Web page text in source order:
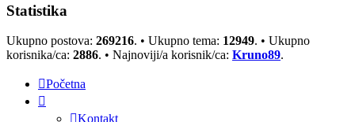
Statistika
Ukupno postova: 269216. • Ukupno tema: 12949. • Ukupno
korisnika/ca: 2886. • Najnoviji/a korisnik/ca: Kruno89.
Početna
Kontakt